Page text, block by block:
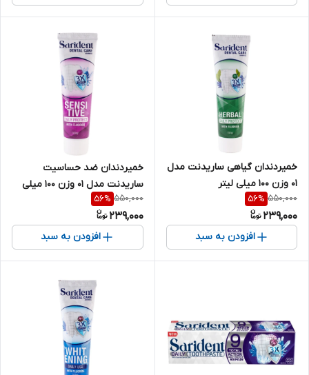
خمیردندان گیاهی ساریدنت مدل
۰۱ وزن ۱۰۰ میلی لیتر
550,000
56%
239,000
افزودن به سبد
خمیردندان ضد حساسیت
ساریدنت مدل ۰۱ وزن ۱۰۰ میلی
لیتر
550,000
56%
239,000
افزودن به سبد